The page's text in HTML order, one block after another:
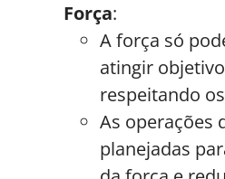
Força:
A força só
atingir
respeitando
As operações
planejadas